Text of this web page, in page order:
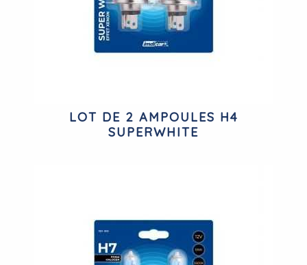
LOT DE 2 AMPOULES H4
SUPERWHITE